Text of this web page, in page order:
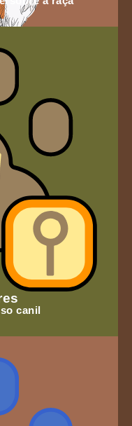
canil